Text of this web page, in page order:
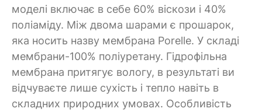
моделі включає в себе 60% віскози і 40%
поліаміду. Між двома шарами є прошарок,
яка носить назву мембрана Porelle. У складі
мембрани-100% поліуретану. Гідрофільна
мембрана притягує вологу, в результаті ви
відчуваєте лише сухість і тепло навіть в
складних природних умовах. Особливість